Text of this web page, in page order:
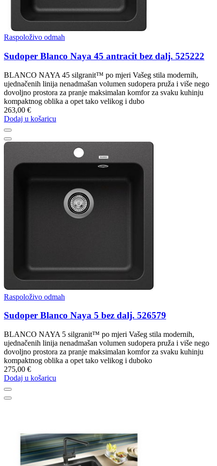
Raspoloživo odmah
Sudoper Blanco Naya 45 antracit bez dalj. 525222
BLANCO NAYA 45 silgranit™ po mjeri Vašeg stila modernih,
ujednačenih linija nenadmašan volumen sudopera pruža i više nego
dovoljno prostora za pranje maksimalan komfor za svaku kuhinju
kompaktnog oblika a opet tako velikog i dubo
263,00 €
Dodaj u košaricu
Raspoloživo odmah
Sudoper Blanco Naya 5 bez dalj. 526579
BLANCO NAYA 5 silgranit™ po mjeri Vašeg stila modernih,
ujednačenih linija nenadmašan volumen sudopera pruža i više nego
dovoljno prostora za pranje maksimalan komfor za svaku kuhinju
kompaktnog oblika a opet tako velikog i duboko
275,00 €
Dodaj u košaricu